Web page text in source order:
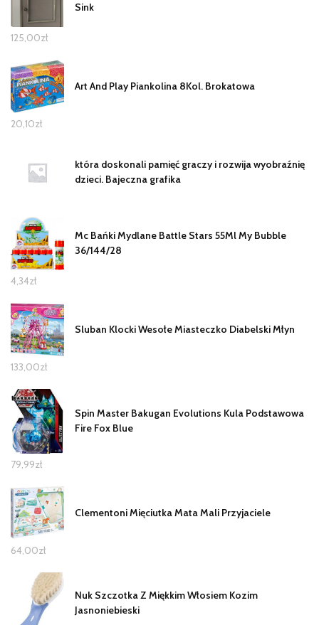
Sink
125,00zł
Art And Play Piankolina 8Kol. Brokatowa
20,10zł
która doskonali pamięć graczy i rozwija wyobraźnię
dzieci. Bajeczna grafika
Mc Bańki Mydlane Battle Stars 55Ml My Bubble
36/144/28
4,34zł
Sluban Klocki Wesołe Miasteczko Diabelski Młyn
133,00zł
Spin Master Bakugan Evolutions Kula Podstawowa
Fire Fox Blue
79,99zł
Clementoni Mięciutka Mata Mali Przyjaciele
64,00zł
Nuk Szczotka Z Miękkim Włosiem Kozim
Jasnoniebieski